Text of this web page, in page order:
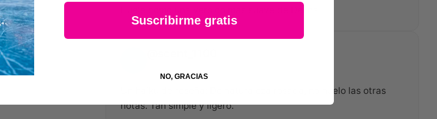
Un haiku de reseña: De naturaleza rosada, no huelo las otras
notas. Tan simple y ligero.
Suscribirme gratis
NO, GRACIAS